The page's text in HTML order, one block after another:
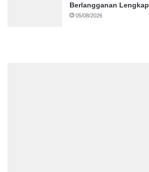
Berlangganan Lengkap
05/08/2026